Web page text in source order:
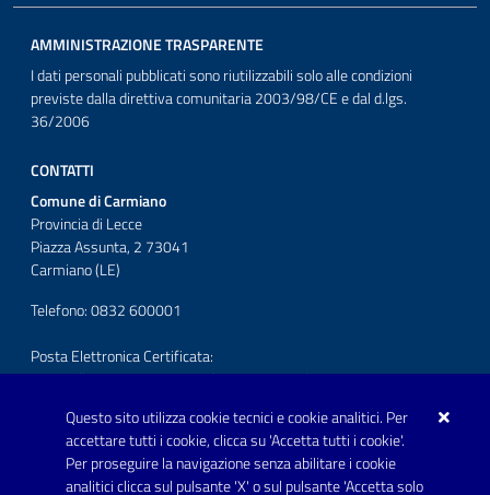
Questo sito utilizza cookie tecnici e cookie analitici. Per
accettare tutti i cookie, clicca su 'Accetta tutti i cookie'.
Per proseguire la navigazione senza abilitare i cookie
analitici clicca sul pulsante 'X' o sul pulsante 'Accetta solo
AMMINISTRAZIONE TRASPARENTE
I dati personali pubblicati sono riutilizzabili solo alle condizioni
previste dalla direttiva comunitaria 2003/98/CE e dal d.lgs.
36/2006
CONTATTI
Comune di Carmiano
Provincia di Lecce
Piazza Assunta, 2 73041
Carmiano (LE)
Telefono: 0832 600001
Posta Elettronica Certificata:
protocollo.comunecarmiano@pec.rupar.puglia.it
URP - Ufficio Relazioni con il Pubblico
SEGUICI SU